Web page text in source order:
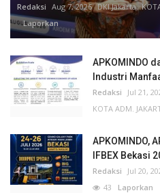
Redaksi Aug 7, 2026 DKI Jakarta
Laporkan
APKOMINDO
Industri
Redaksi Jul 21,
KOTA ADM.
APKOMINDO,
IFBEX Bekasi
Redaksi Jul 20,
43 Laporkan